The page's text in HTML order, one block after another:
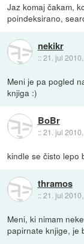
Jaz komaj čakam,
poindeksirano,
nekikr
::21. jul
Meni je pa pogled
knjiga :)
BoBr
::21. jul
kindle se čisto lepo
thramos
::21. jul
Meni, ki nimam
papirnate knjige, je